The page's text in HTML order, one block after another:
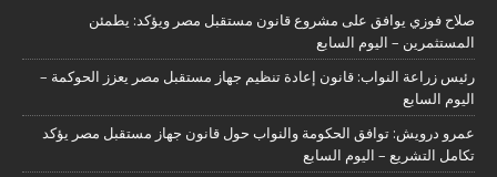
صلاح فوزي يوافق على مشروع قانون مستقبل مصر ويؤكد: يطمئن
المستثمرين – اليوم السابع
رئيس زراعة النواب: قانون إعادة تنظيم جهاز مستقبل مصر يعزز الحوكمة –
اليوم السابع
عمرو درويش: توافق الحكومة والنواب حول قانون جهاز مستقبل مصر يؤكد
تكامل التشريع – اليوم السابع